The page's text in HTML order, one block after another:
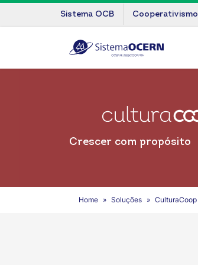
Sistema OCB Cooperativismo
Crescer com propósito
Home Soluções CulturaCoop